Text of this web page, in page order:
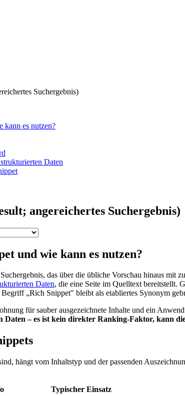
Suchergebnis)
kann es nutzen?
Daten
angereichertes Suchergebnis)
und wie kann es nutzen?
das über die übliche Vorschau hinaus mit
Daten, die eine Seite im Quelltext bereitstellt.
„Rich Snippet" bleibt als etabliertes Synonym
für sauber ausgezeichnete Inhalte und ein
– es ist kein direkter Ranking-Faktor, kann
hängt vom Inhaltstyp und der passenden
Typischer Einsatz